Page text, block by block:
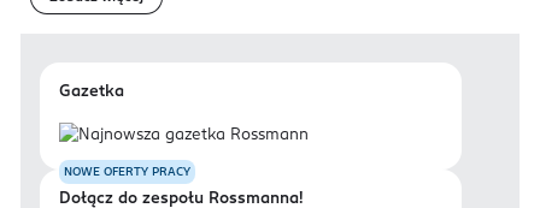
Gazetka
NOWE OFERTY PRACY
Dołącz do zespołu Rossmanna!